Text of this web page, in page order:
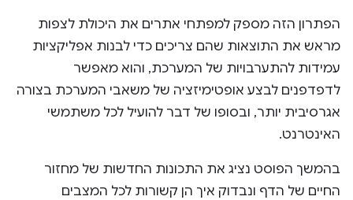
הפתרון הזה מספק למפתחי אתרים את היכולת לצפות
מראש את התוצאות שהם צריכים כדי לבנות אפליקציות
עמידות להתערבויות של המערכת, והוא מאפשר
לדפדפנים לבצע אופטימיזציה של משאבי המערכת בצורה
אגרסיבית יותר, ובסופו של דבר להועיל לכל משתמשי
האינטרנט.
בהמשך הפוסט נציג את התכונות החדשות של מחזור
החיים של הדף ונבדוק איך הן קשורות לכל המצבים